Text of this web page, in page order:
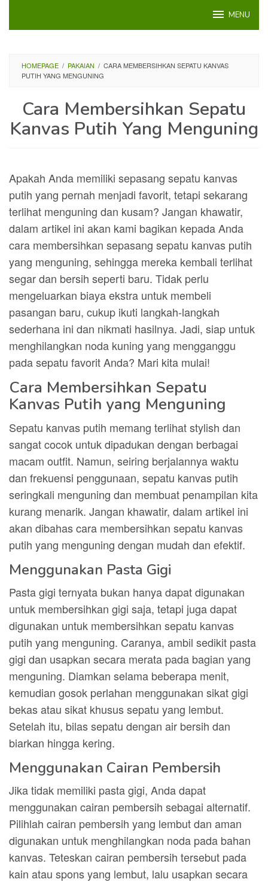
MENU
HOMEPAGE / PAKAIAN / CARA MEMBERSIHKAN SEPATU KANVAS
PUTIH YANG MENGUNING
Cara Membersihkan Sepatu
Kanvas Putih Yang Menguning
Apakah Anda memiliki sepasang sepatu kanvas
putih yang pernah menjadi favorit, tetapi sekarang
terlihat menguning dan kusam? Jangan khawatir,
dalam artikel ini akan kami bagikan kepada Anda
cara membersihkan sepasang sepatu kanvas putih
yang menguning, sehingga mereka kembali terlihat
segar dan bersih seperti baru. Tidak perlu
mengeluarkan biaya ekstra untuk membeli
pasangan baru, cukup ikuti langkah-langkah
sederhana ini dan nikmati hasilnya. Jadi, siap untuk
menghilangkan noda kuning yang mengganggu
pada sepatu favorit Anda? Mari kita mulai!
Cara Membersihkan Sepatu
Kanvas Putih yang Menguning
Sepatu kanvas putih memang terlihat stylish dan
sangat cocok untuk dipadukan dengan berbagai
macam outfit. Namun, seiring berjalannya waktu
dan frekuensi penggunaan, sepatu kanvas putih
seringkali menguning dan membuat penampilan kita
kurang menarik. Jangan khawatir, dalam artikel ini
akan dibahas cara membersihkan sepatu kanvas
putih yang menguning dengan mudah dan efektif.
Menggunakan Pasta Gigi
Pasta gigi ternyata bukan hanya dapat digunakan
untuk membersihkan gigi saja, tetapi juga dapat
digunakan untuk membersihkan sepatu kanvas
putih yang menguning. Caranya, ambil sedikit pasta
gigi dan usapkan secara merata pada bagian yang
menguning. Diamkan selama beberapa menit,
kemudian gosok perlahan menggunakan sikat gigi
bekas atau sikat khusus sepatu yang lembut.
Setelah itu, bilas sepatu dengan air bersih dan
biarkan hingga kering.
Menggunakan Cairan Pembersih
Jika tidak memiliki pasta gigi, Anda dapat
menggunakan cairan pembersih sebagai alternatif.
Pilihlah cairan pembersih yang lembut dan aman
digunakan untuk menghilangkan noda pada bahan
kanvas. Teteskan cairan pembersih tersebut pada
kain atau spons yang lembut, lalu usapkan secara